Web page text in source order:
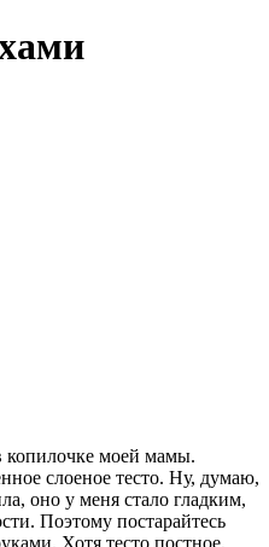
копилочке моей мамы.
слоеное тесто. Ну, думаю,
оно у меня стало гладким,
Поэтому постарайтесь